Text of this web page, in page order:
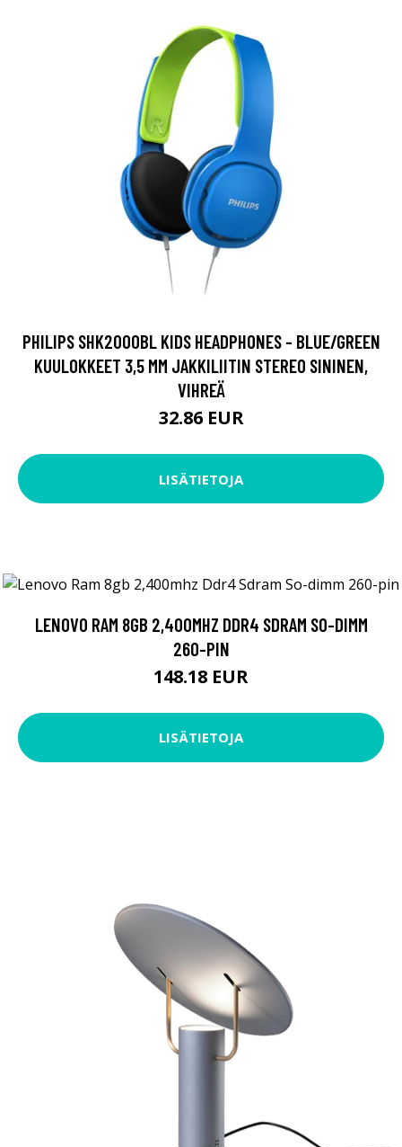
PHILIPS SHK2000BL KIDS HEADPHONES - BLUE/GREEN
KUULOKKEET 3,5 MM JAKKILIITIN STEREO SININEN,
VIHREÄ
32.86 EUR
LISÄTIETOJA
LENOVO RAM 8GB 2,400MHZ DDR4 SDRAM SO-DIMM
260-PIN
148.18 EUR
LISÄTIETOJA